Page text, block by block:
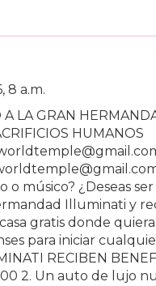
p.m.
8 a.m.
LA GRAN
HUMANOS
o músico? ¿Deseas
Illuminati y
gratis donde
para iniciar
RECIBEN